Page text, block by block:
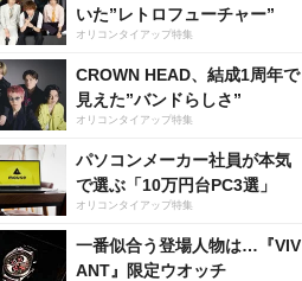
いた”レトロフューチャー”
オリコンタイアップ特集
CROWN HEAD、結成1周年で
見えた”バンドらしさ”
オリコンタイアップ特集
パソコンメーカー社員が本気
で選ぶ「10万円台PC3選」
オリコンタイアップ特集
一番似合う登場人物は…『VIV
ANT』限定ウオッチ